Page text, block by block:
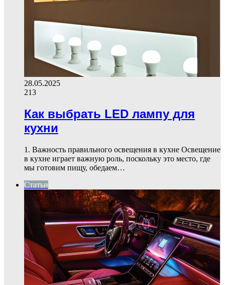
28.05.2025
213
Как выбрать LED лампу для
кухни
1. Важность правильного освещения в кухне Освещение
в кухне играет важную роль, поскольку это место, где
мы готовим пищу, обедаем…
Статьи